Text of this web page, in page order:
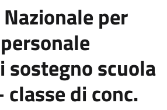
per
sostegno scuola
di conc.